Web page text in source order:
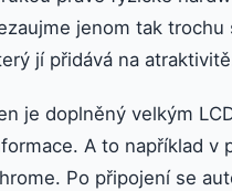
jenom tak
jí přidává na
je doplněný velkým
A to například v
Po připojení se